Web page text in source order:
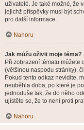
uživatelé. Je také možné, že
jejichž příspěvky musí být
pro další informace.
Nahoru
Jak můžu oživit moje téma?
Při zobrazení tématu můžete
(většinou naspodu stránky),
Pokud tento odkaz nevidíte,
neuběhla doba, po které je
jednoduše tak, že do něho
ujistěte se, že to není proti
Nahoru